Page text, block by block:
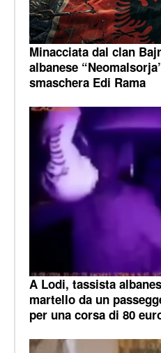
Minacciata dal clan
albanese
smaschera Edi Rama
A Lodi, tassista
martello da un
per una corsa di 80